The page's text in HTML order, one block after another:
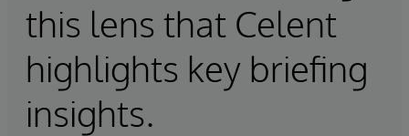
this lens that Celent
highlights key briefing
insights.